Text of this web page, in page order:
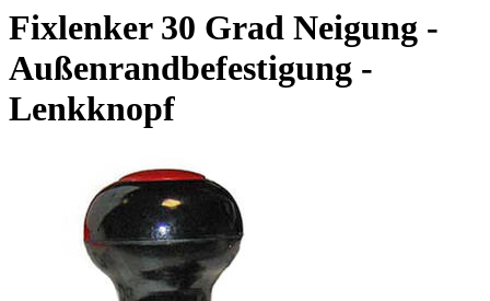
Fixlenker 30 Grad Neigung -
Außenrandbefestigung -
Lenkknopf